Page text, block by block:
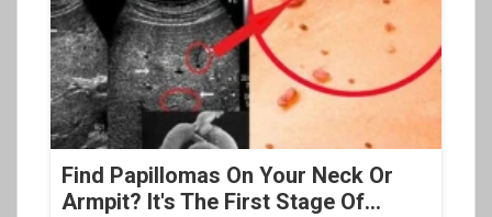
Find Papillomas On Your Neck Or
Armpit? It's The First Stage Of...